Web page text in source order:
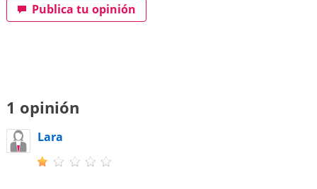
Publica tu opinión
1 opinión
Lara